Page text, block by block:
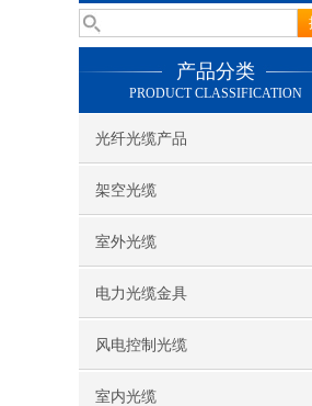
产品分类
PRODUCT CLASSIFICATION
光纤光缆产品
架空光缆
室外光缆
电力光缆金具
风电控制光缆
室内光缆